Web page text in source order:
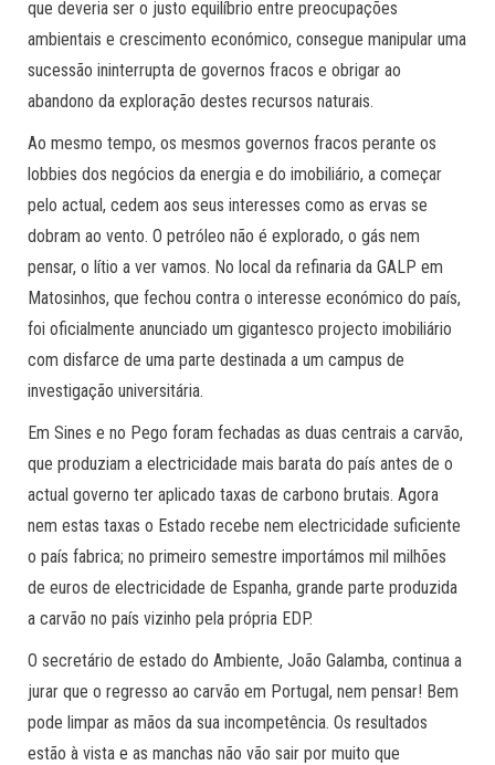
que deveria ser o justo equilíbrio entre preocupações
ambientais e crescimento económico, consegue manipular uma
sucessão ininterrupta de governos fracos e obrigar ao
abandono da exploração destes recursos naturais.
Ao mesmo tempo, os mesmos governos fracos perante os
lobbies dos negócios da energia e do imobiliário, a começar
pelo actual, cedem aos seus interesses como as ervas se
dobram ao vento. O petróleo não é explorado, o gás nem
pensar, o lítio a ver vamos. No local da refinaria da GALP em
Matosinhos, que fechou contra o interesse económico do país,
foi oficialmente anunciado um gigantesco projecto imobiliário
com disfarce de uma parte destinada a um campus de
investigação universitária.
Em Sines e no Pego foram fechadas as duas centrais a carvão,
que produziam a electricidade mais barata do país antes de o
actual governo ter aplicado taxas de carbono brutais. Agora
nem estas taxas o Estado recebe nem electricidade suficiente
o país fabrica; no primeiro semestre importámos mil milhões
de euros de electricidade de Espanha, grande parte produzida
a carvão no país vizinho pela própria EDP.
O secretário de estado do Ambiente, João Galamba, continua a
jurar que o regresso ao carvão em Portugal, nem pensar! Bem
pode limpar as mãos da sua incompetência. Os resultados
estão à vista e as manchas não vão sair por muito que